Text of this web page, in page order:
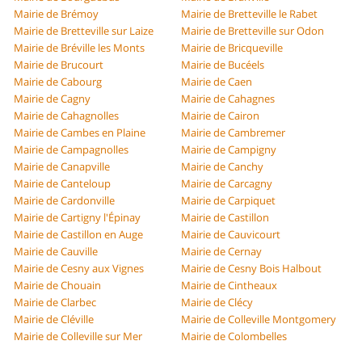
Mairie de Brémoy
Mairie de Bretteville le Rabet
Mairie de Bretteville sur Laize
Mairie de Bretteville sur Odon
Mairie de Bréville les Monts
Mairie de Bricqueville
Mairie de Brucourt
Mairie de Bucéels
Mairie de Cabourg
Mairie de Caen
Mairie de Cagny
Mairie de Cahagnes
Mairie de Cahagnolles
Mairie de Cairon
Mairie de Cambes en Plaine
Mairie de Cambremer
Mairie de Campagnolles
Mairie de Campigny
Mairie de Canapville
Mairie de Canchy
Mairie de Canteloup
Mairie de Carcagny
Mairie de Cardonville
Mairie de Carpiquet
Mairie de Cartigny l'Épinay
Mairie de Castillon
Mairie de Castillon en Auge
Mairie de Cauvicourt
Mairie de Cauville
Mairie de Cernay
Mairie de Cesny aux Vignes
Mairie de Cesny Bois Halbout
Mairie de Chouain
Mairie de Cintheaux
Mairie de Clarbec
Mairie de Clécy
Mairie de Cléville
Mairie de Colleville Montgomery
Mairie de Colleville sur Mer
Mairie de Colombelles